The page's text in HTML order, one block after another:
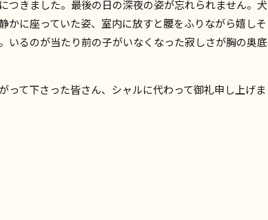
つきました。最後の日の深夜の姿が忘れられません。犬
かに座っていた姿、室内に放すと腰をふりながら嬉しそ
いるのが当たり前の子がいなくなった寂しさが胸の奥底
って下さった皆さん、シャルに代わって御礼申し上げま